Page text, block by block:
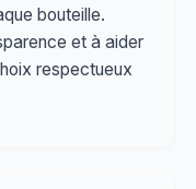
bouteille.
et à aider
respectueux